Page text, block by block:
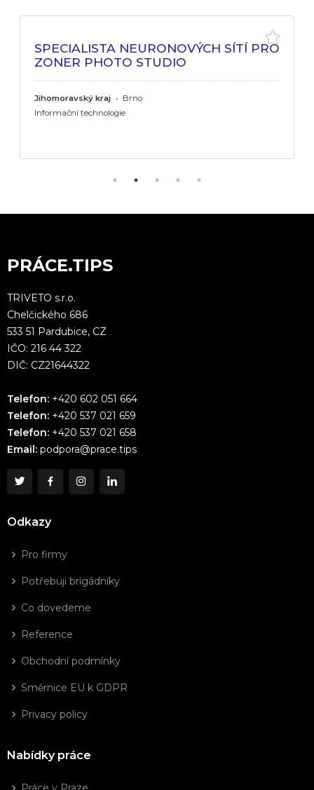
SPECIALISTA NEURONOVÝCH SÍTÍ PRO
ZONER PHOTO STUDIO
Jihomoravský kraj • Brno
Informační technologie
PRÁCE.TIPS
TRIVETO s.r.o.
Chelčického 686
533 51 Pardubice, CZ
IČO: 216 44 322
DIČ: CZ21644322
Telefon: +420 602 051 664
Telefon: +420 537 021 659
Telefon: +420 537 021 658
Email: podpora@prace.tips
Odkazy
Pro firmy
Potřebuji brigádníky
Co dovedeme
Reference
Obchodní podmínky
Směrnice EU k GDPR
Privacy policy
Nabídky práce